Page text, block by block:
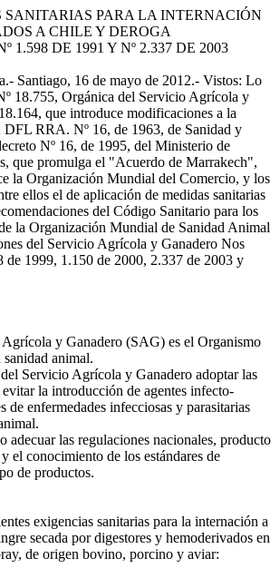
SANITARIAS PARA LA INTERNACIÓN
A CHILE Y DEROGA
1.598 DE 1991 Y Nº 2.337 DE 2003
Santiago, 16 de mayo de 2012.- Vistos: Lo
18.755, Orgánica del Servicio Agrícola y
que introduce modificaciones a la
DFL RRA. Nº 16, de 1963, de Sanidad y
Nº 16, de 1995, del Ministerio de
que promulga el "Acuerdo de Marrakech",
la Organización Mundial del Comercio, y los
ellos el de aplicación de medidas sanitarias
del Código Sanitario para los
la Organización Mundial de Sanidad Animal
del Servicio Agrícola y Ganadero Nos
de 1999, 1.150 de 2000, 2.337 de 2003 y
y Ganadero (SAG) es el Organismo
animal.
Servicio Agrícola y Ganadero adoptar las
evitar la introducción de agentes infecto-
de enfermedades infecciosas y parasitarias
adecuar las regulaciones nacionales, producto
el conocimiento de los estándares de
de productos.
exigencias sanitarias para la internación a
secada por digestores y hemoderivados en
de origen bovino, porcino y aviar: